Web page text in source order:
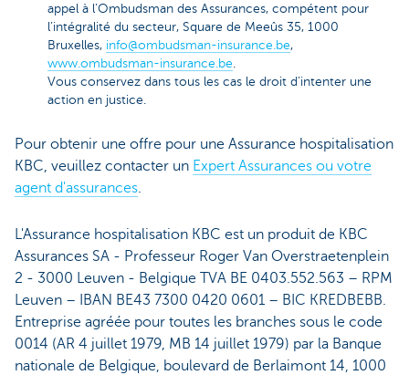
appel à l’Ombudsman des Assurances, compétent pour
l’intégralité du secteur, Square de Meeûs 35, 1000
Bruxelles, info@ombudsman-insurance.be,
www.ombudsman-insurance.be
Vous conservez dans tous les cas le droit d’intenter une
action en justice.
Pour obtenir une offre pour une Assurance hospitalisation
KBC, veuillez contacter un Expert Assurances ou votre
agent d'assurances.
L'Assurance hospitalisation KBC est un produit de KBC
Assurances SA - Professeur Roger Van Overstraetenplein
2 - 3000 Leuven - Belgique TVA BE 0403.552.563 – RPM
Leuven – IBAN BE43 7300 0420 0601 – BIC KREDBEBB.
Entreprise agréée pour toutes les branches sous le code
0014 (AR 4 juillet 1979, MB 14 juillet 1979) par la Banque
nationale de Belgique, boulevard de Berlaimont 14, 1000